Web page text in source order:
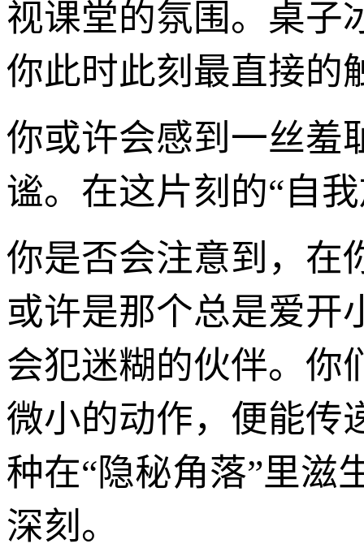
视课堂的氛围。桌子
你此时此刻最直接的
你或许会感到一丝羞
谧。在这片刻的“自
你是否会注意到，在
或许是那个总是爱开
会犯迷糊的伙伴。你
微小的动作，便能传
种在“隐秘角落”里滋
深刻。